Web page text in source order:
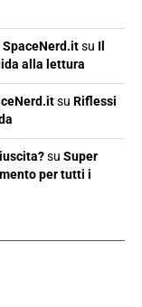
su Il
alla lettura
su Riflessi
su Super
per tutti i